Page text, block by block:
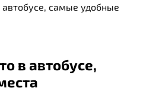
самые удобные
в автобусе,